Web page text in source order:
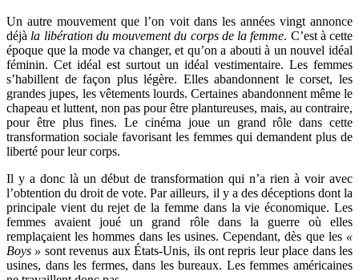
Un autre mouvement que l’on voit dans les années vingt annonce
déjà la libération du mouvement du corps de la femme. C’est à cette
époque que la mode va changer, et qu’on a abouti à un nouvel idéal
féminin. Cet idéal est surtout un idéal vestimentaire. Les femmes
s’habillent de façon plus légère. Elles abandonnent le corset, les
grandes jupes, les vêtements lourds. Certaines abandonnent même le
chapeau et luttent, non pas pour être plantureuses, mais, au contraire,
pour être plus fines. Le cinéma joue un grand rôle dans cette
transformation sociale favorisant les femmes qui demandent plus de
liberté pour leur corps.
Il y a donc là un début de transformation qui n’a rien à voir avec
l’obtention du droit de vote. Par ailleurs, il y a des déceptions dont la
principale vient du rejet de la femme dans la vie économique. Les
femmes avaient joué un grand rôle dans la guerre où elles
remplaçaient les hommes dans les usines. Cependant, dès que les «
Boys » sont revenus aux États-Unis, ils ont repris leur place dans les
usines, dans les fermes, dans les bureaux. Les femmes américaines